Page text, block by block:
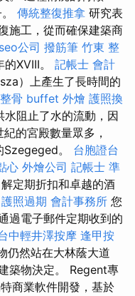
傳統整復推拿 研究表
施工，從而確保建築商
seo公司 撥筋筆 竹東 整
XVIII。 記帳士 會計
）上產生了長時間的
骨 buffet 外燴 護照換
水阻止了水的流動，​​因
的宮殿數量眾多，
。 台胞證台
心 外燴公司 記帳士 準
定期折扣和卓越的酒
護照過期 會計事務所 您
過電子郵件定期收到的
中輕井澤按摩 逢甲按
仍然站在大林蔭大道
築物決定。 Regent專
商業軟件開發，基於